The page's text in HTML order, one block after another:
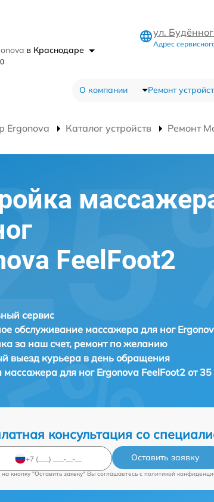
в Краснодаре
ул.
Адрес
О компании Ремонт
Ergonova Каталог устройств Ремонт
FeelFoot2
сервис
обслуживание массажера для ног
за наш счет, ремонт по желанию
выезд курьера в день обращения
массажера для ног Ergonova FeelFoot2 от
консультация со
Оставить заявку
кнопку "Оставить заявку" Вы соглашаетесь c политикой